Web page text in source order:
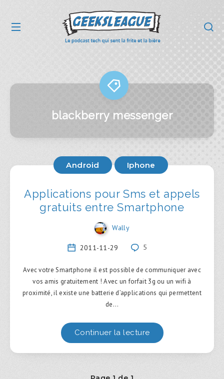
blackberry messenger
Android Iphone
Applications pour Sms et appels
gratuits entre Smartphone
Wally
2011-11-29 5
Avec votre Smartphone il est possible de communiquer avec
vos amis gratuitement ! Avec un forfait 3g ou un wifi à
proximité, il existe une batterie d’applications qui permettent
de…
Continuer la lecture